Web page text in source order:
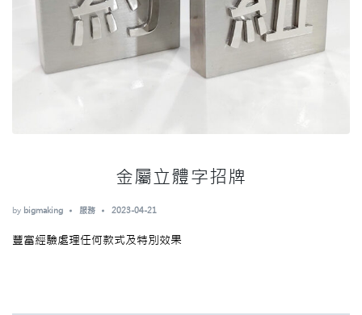
金屬立體字招牌
by bigmaking 服務 2023-04-21
豐富經驗處理任何款式及特別效果